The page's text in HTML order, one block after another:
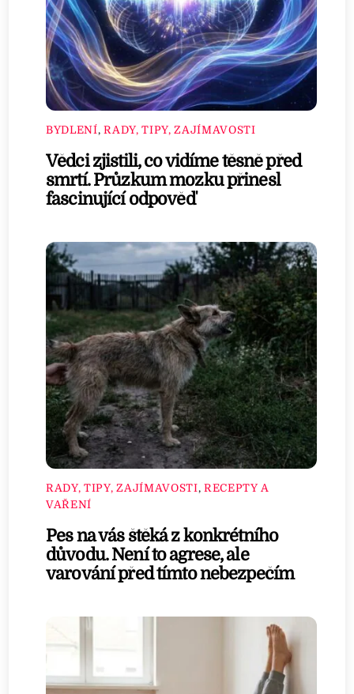
BYDLENÍ,RADY, TIPY, ZAJÍMAVOSTI
Vědci zjistili, co vidíme těsně před
smrtí. Průzkum mozku přinesl
fascinující odpověď
RADY, TIPY, ZAJÍMAVOSTI, RECEPTY A
VAŘENÍ
Pes na vás štěká z konkrétního
důvodu. Není to agrese, ale
varování před tímto nebezpečím